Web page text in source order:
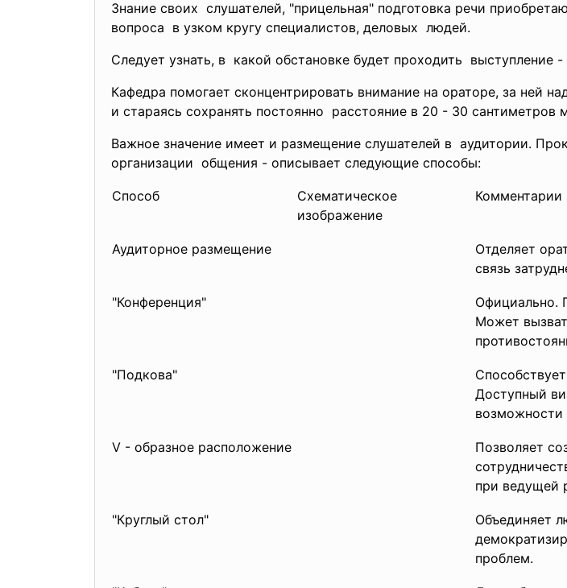
Знание своих слушателей, "прицельная" подготовка речи
вопроса в узком кругу специалистов, деловых людей.
Следует узнать, в какой обстановке будет проходить выступление
Кафедра помогает сконцентрировать внимание на ораторе, за ней
и стараясь сохранять постоянно расстояние в 20 - 30
Важное значение имеет и размещение слушателей в аудитории.
организации общения - описывает следующие способы:
Способ
Схематическое
изображение
Комментарии
Аудиторное размещение
Отделяет
связь
"Конференция"
Официально.
Может
"Подкова"
Доступный
возможности
V - образное расположение
Позволяет
при ведущей
"Круглый стол"
Объединяет
проблем.